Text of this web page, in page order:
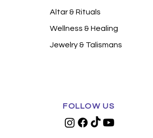
Altar & Rituals
Wellness & Healing
Jewelry & Talismans
FOLLOW US